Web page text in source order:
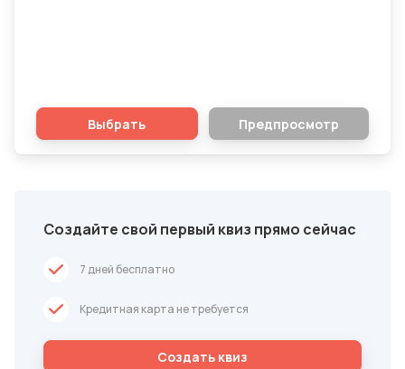
Выбрать Предпросмотр
Создайте свой первый квиз прямо сейчас
7 дней бесплатно
Кредитная карта не требуется
Cоздать квиз